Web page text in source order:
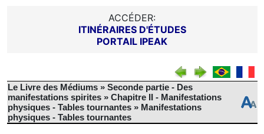
ACCÉDER:
ITINÉRAIRES D'ÉTUDES
PORTAIL IPEAK
Le Livre des Médiums » Seconde partie - Des
manifestations spirites » Chapitre II - Manifestations
physiques - Tables tournantes » Manifestations
physiques - Tables tournantes